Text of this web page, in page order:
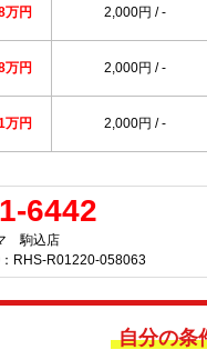
万円 2,000円 / -
万円 2,000円 / -
万円 2,000円 / -
6442
駒込店
RHS-R01220-058063
自分の条